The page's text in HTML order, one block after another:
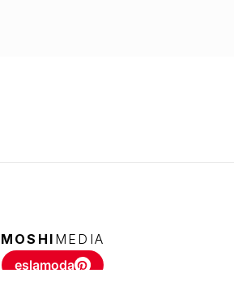
MOSHI MEDIA
eslamoda